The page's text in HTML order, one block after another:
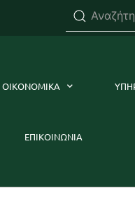
ΟΙΚΟΝΟΜΙΚΑ
ΕΠΙΚΟΙΝΩΝΙΑ